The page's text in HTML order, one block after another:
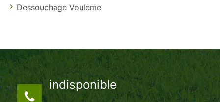
Dessouchage Vouleme
indisponible